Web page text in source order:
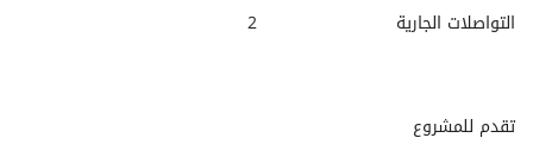
التواصلات الجارية
2
تقدم للمشروع